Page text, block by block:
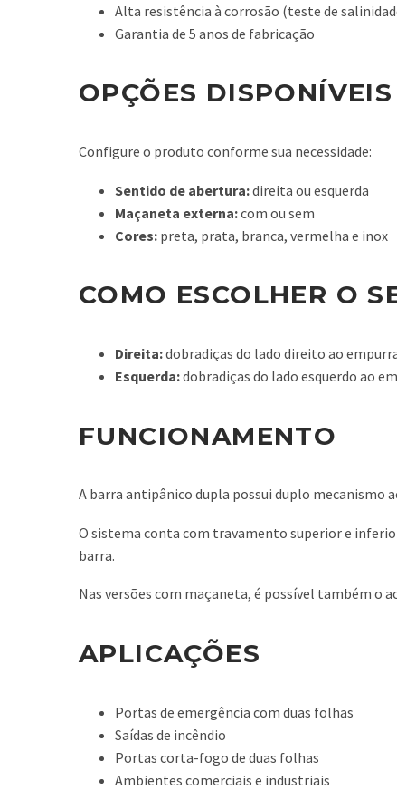
Alta resistência à corrosão (teste de
Garantia de 5 anos de fabricação
OPÇÕES DISPONÍVEIS
Configure o produto conforme sua necessidade:
Sentido de abertura:direita ou esquerda
Maçaneta externa:com ou sem
Cores: preta, prata, branca, vermelha e inox
COMO ESCOLHER O
Direita:dobradiças do lado direito ao
Esquerda:dobradiças do lado esquerdo ao
FUNCIONAMENTO
A barra antipânico dupla possui duplo
O sistema conta com travamento superior e
barra.
Nas versões com maçaneta, é possível também
APLICAÇÕES
Portas de emergência com duas folhas
Saídas de incêndio
Portas corta-fogo de duas folhas
Ambientes comerciais e industriais